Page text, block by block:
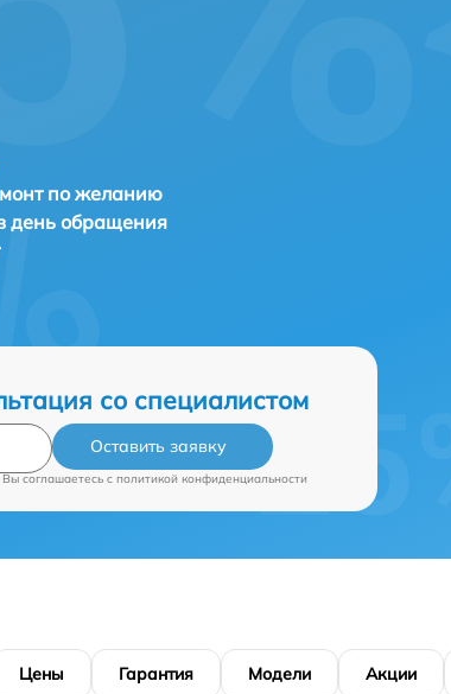
по желанию
день обращения
со специалистом
Оставить заявку
соглашаетесь c политикой конфиденциальности
Цены Гарантия Модели Акции